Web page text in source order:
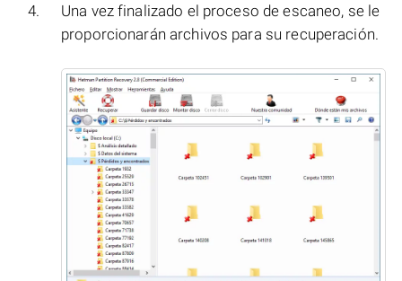
Una vez finalizado el proceso de escaneo, se le
proporcionarán archivos para su recuperación.